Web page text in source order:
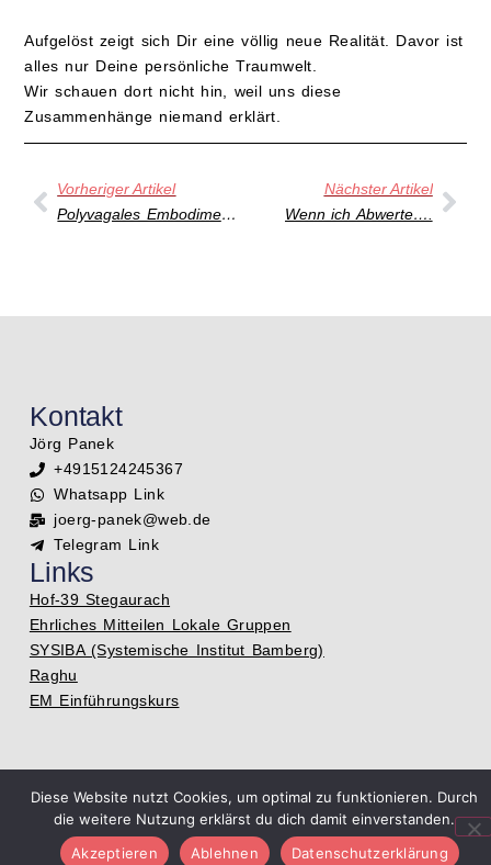
Aufgelöst zeigt sich Dir eine völlig neue Realität. Davor ist
alles nur Deine persönliche Traumwelt.
Wir schauen dort nicht hin, weil uns diese
Zusammenhänge niemand erklärt.
Vorheriger Artikel
Polyvagales Embodiment (PET) erklärt
Nächster Artikel
Wenn ich Abwerte….
Kontakt
Jörg Panek
+4915124245367
Whatsapp Link
joerg-panek@web.de
Telegram Link
Links
Hof-39 Stegaurach
Ehrliches Mitteilen Lokale Gruppen
SYSIBA (Systemische Institut Bamberg)
Raghu
EM Einführungskurs
copyright © Jörg Panek |AGB|Datenschutz|Impressum
Diese Website nutzt Cookies, um optimal zu funktionieren. Durch
die weitere Nutzung erklärst du dich damit einverstanden.
Akzeptieren
Ablehnen Datenschutzerklärung